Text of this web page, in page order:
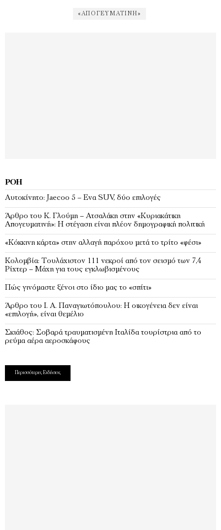
«ΑΠΟΓΕΥΜΑΤΙΝΉ»
ΡΟΉ
Αυτοκίνητο: Jaecoo 5 – Eνα SUV, δύο επιλογές
Άρθρο του Κ. Γλούμη – Ατσαλάκη στην «Κυριακάτικη
Απογευματινή»: Η στέγαση είναι πλέον δηµογραφική πολιτική
«Κόκκινη κάρτα» στην αλλαγή παρόχου μετά το τρίτο «φέσι»
Κολομβία: Τουλάχιστον 111 νεκροί από τον σεισμό των 7,4
Ρίχτερ – Μάχη για τους εγκλωβισμένους
Πώς γινόµαστε ξένοι στο ίδιο µας το «σπίτι»
Άρθρο του Ι. Α. Παναγιωτόπουλου: Η οικογένεια δεν είναι
«επιλογή», είναι θεµέλιο
Σκιάθος: Σοβαρά τραυματισμένη Ιταλίδα τουρίστρια από το
ρεύμα αέρα αεροσκάφους
Περισσότερες Ειδήσεις